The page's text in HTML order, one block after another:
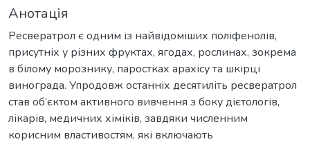
Анотація
Ресвератрол є одним із найвідоміших поліфенолів,
присутніх у різних фруктах, ягодах, рослинах, зокрема
в білому морознику, паростках арахісу та шкірці
винограда. Упродовж останніх десятиліть ресвератрол
став об’єктом активного вивчення з боку дієтологів,
лікарів, медичних хіміків, завдяки численним
корисним властивостям, які включають